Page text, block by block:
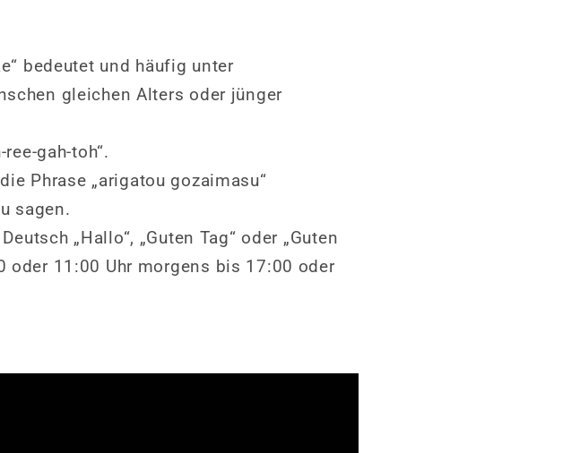
bedeutet und häufig unter
gleichen Alters oder jünger
gah-toh“.
Phrase „arigatou gozaimasu“
sagen.
„Hallo“, „Guten Tag“ oder „Guten
oder 11:00 Uhr morgens bis 17:00 oder